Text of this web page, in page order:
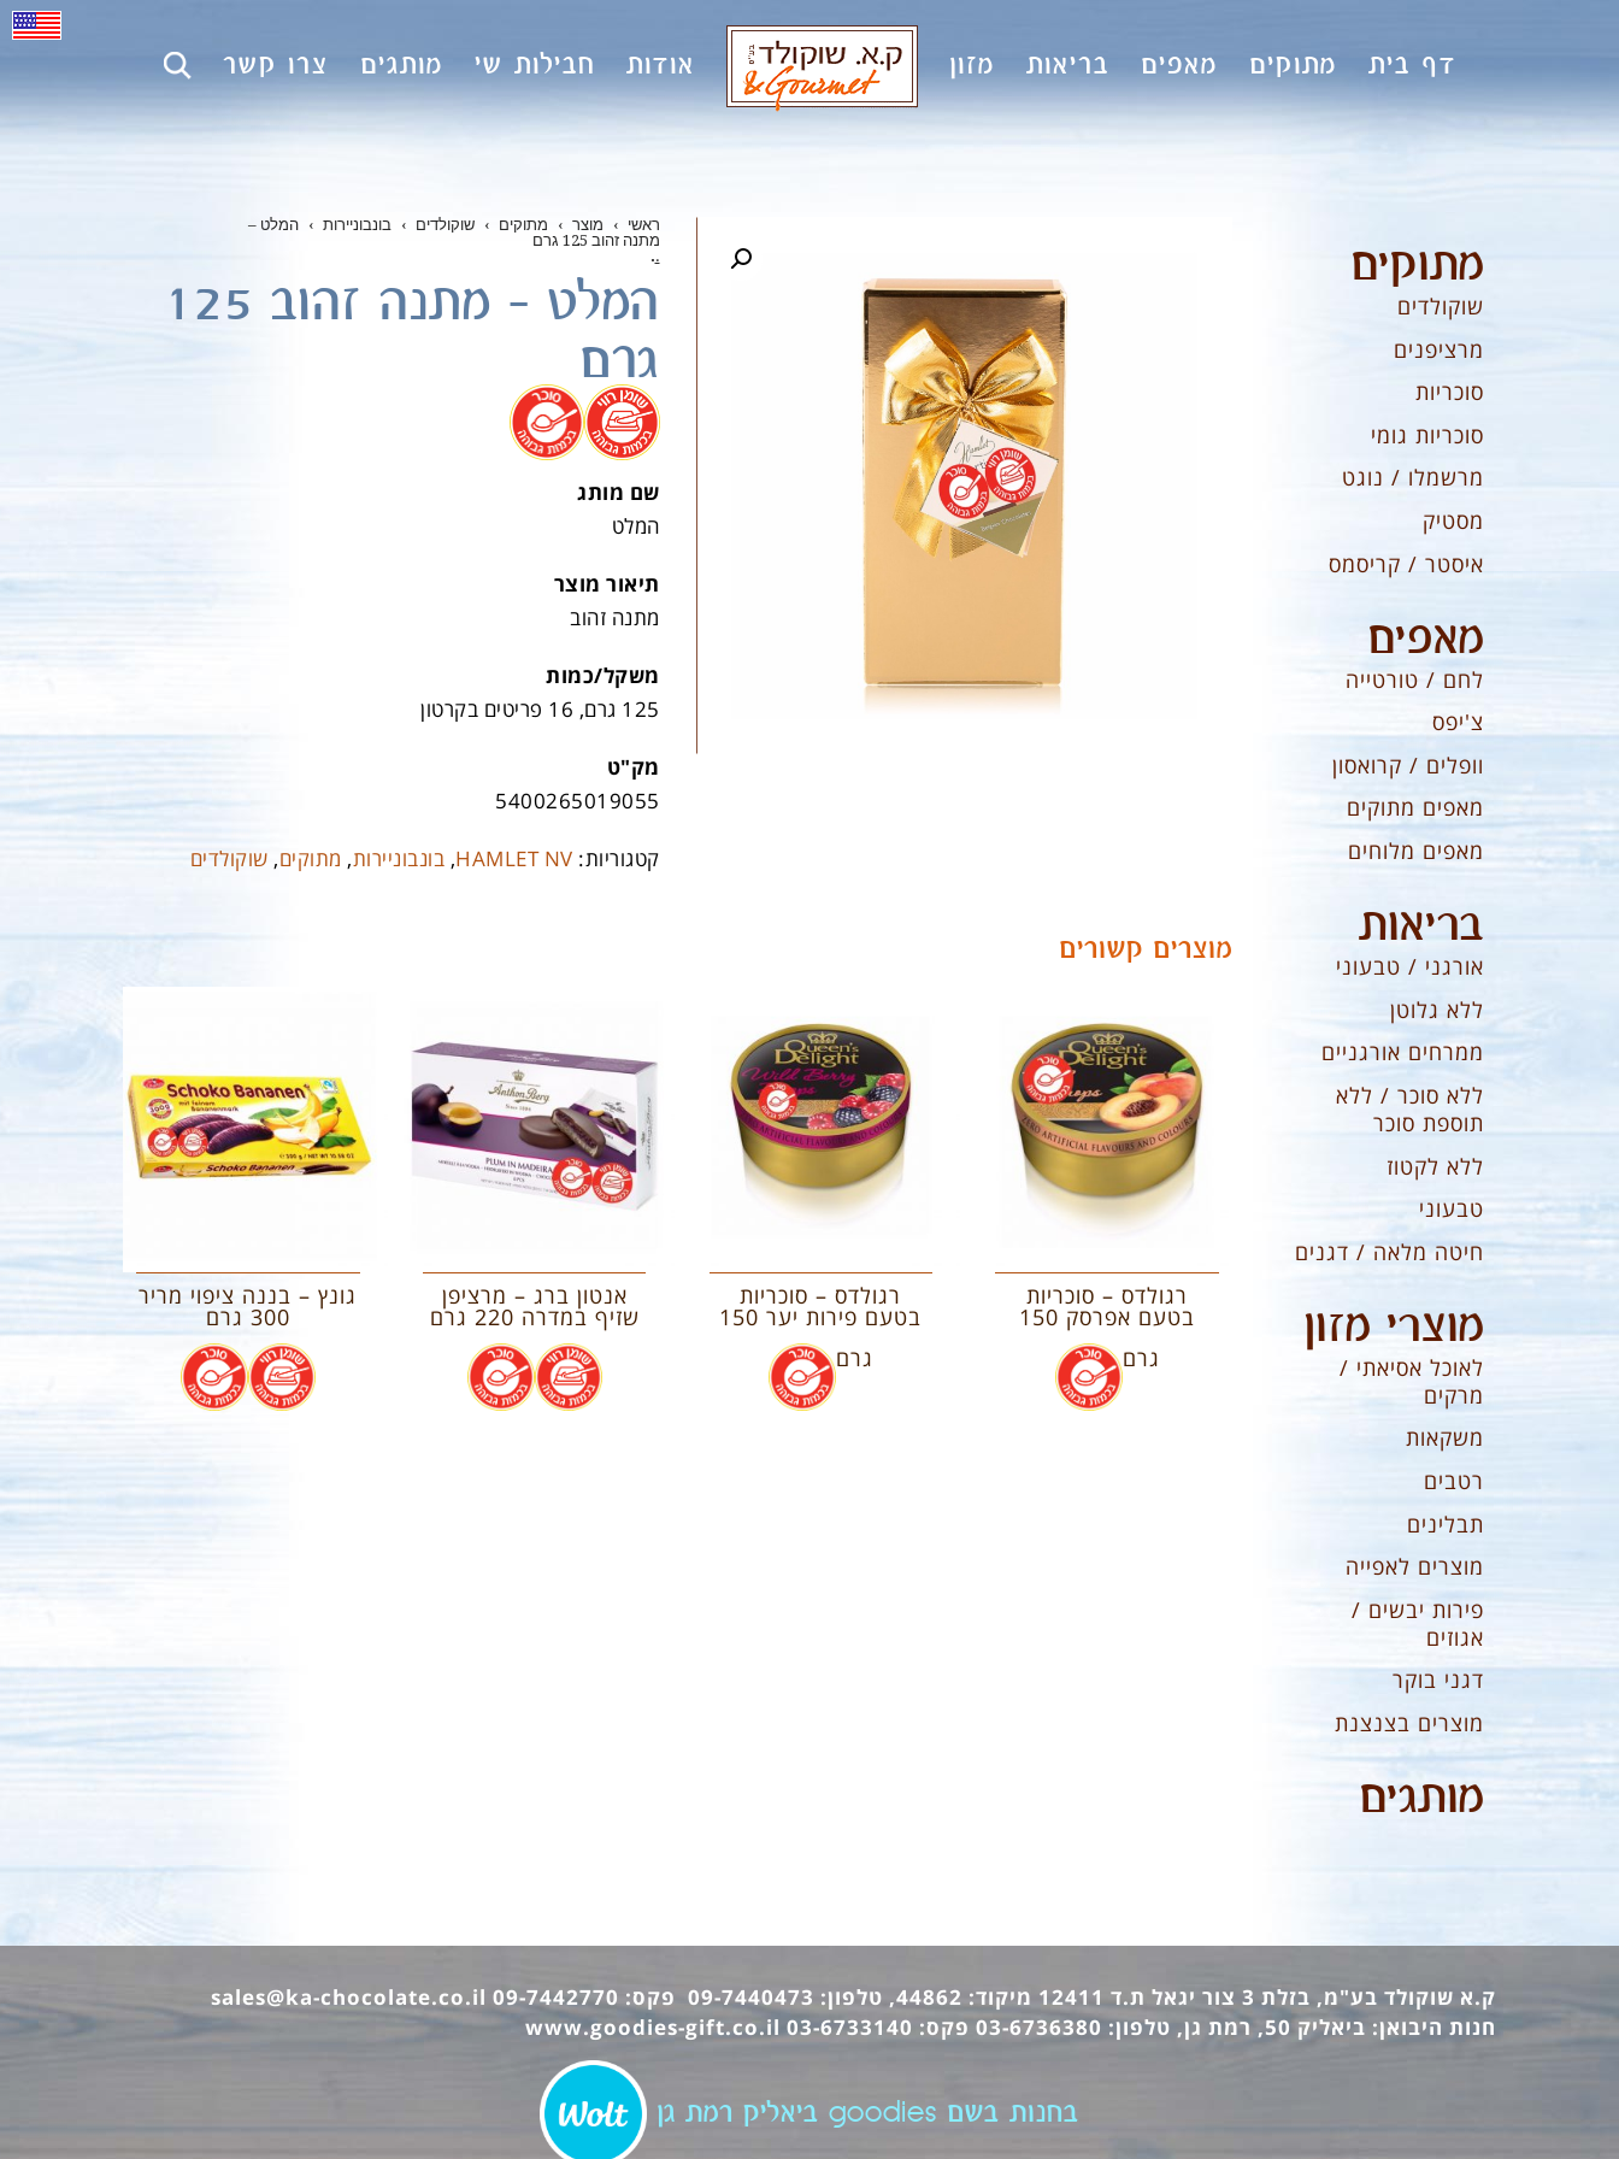
דף בית מתוקים מאפים בריאות מזון אודות חבילות שי מותגים צרו קשר
ראשי › מוצר › מתוקים › שוקולדים › בונבוניירות ›
המלט –
מתנה זהוב 125 גרם
.
.
המלט – מתנה זהוב 125
גרם
.
.
שם מותג
המלט
תיאור מוצר
מתנה זהוב
משקל/כמות
125 גרם, 16 פריטים בקרטון
מק"ט
5400265019055
קטגוריות: HAMLET NV
, בונבוניירות, מתוקים, שוקולדים
מוצרים קשורים
רגולדס – סוכריות
בטעם אפרסק 150
גרם
.
רגולדס – סוכריות
בטעם פירות יער 150
גרם
.
אנטון ברג – מרציפן
שזיף במדרה 220 גרם
.
.
גונץ – בננה ציפוי מריר
300 גרם
.
.
מתוקים
שוקולדים
מרציפנים
סוכריות
סוכריות גומי
מרשמלו / נוגט
מסטיק
איסטר / קריסמס
מאפים
לחם / טורטייה
צ'יפס
וופלים / קרואסון
מאפים מתוקים
מאפים מלוחים
בריאות
אורגני / טבעוני
ללא גלוטן
ממרחים אורגניים
ללא סוכר / ללא
תוספת סוכר
ללא לקטוז
טבעוני
חיטה מלאה / דגנים
מוצרי מזון
לאוכל אסיאתי /
מרקים
משקאות
רטבים
תבלינים
מוצרים לאפייה
פירות יבשים /
אגוזים
דגני בוקר
מוצרים בצנצנת
מותגים
ק.א שוקולד בע"מ, בזלת 3 צור יגאל ת.ד 12411 מיקוד: 44862, טלפון: 09-7440473 פקס: 09-7442770
sales@ka-chocolate.co.il
חנות היבואן: ביאליק 50, רמת גן, טלפון: 03-6736380 פקס: 03-6733140
www.goodies-gift.co.il
בחנות בשם goodies ביאליק רמת גן